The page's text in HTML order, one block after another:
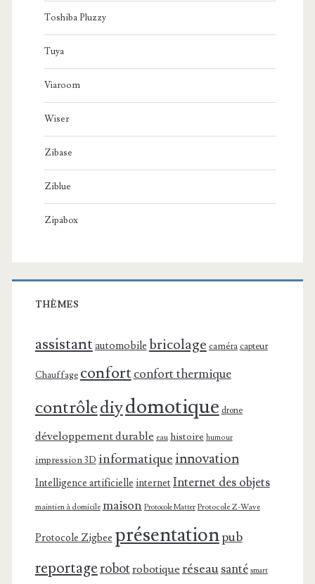
Toshiba Pluzzy
Tuya
Viaroom
Wiser
Zibase
Ziblue
Zipabox
THÈMES
assistant automobile bricolage caméra capteur
Chauffage confortconfort thermique
contrôlediydomotique drone
développement durable eau histoire humour
impression 3D informatiqueinnovation
Intelligence artificielle internet Internet des objets
maintien à domicile maison Protocole Matter Protocole Z-Wave
Protocole Zigbee présentationpub
reportagerobotrobotique réseausanté smart